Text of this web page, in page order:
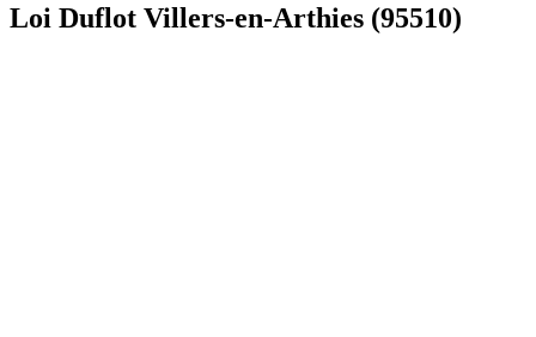
Loi Duflot Villers-en-Arthies (95510)